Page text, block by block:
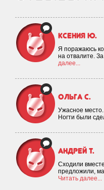
Ксения Ю.
Я поражаюсь
на отвалите.
далее...
Ольга С.
Ужасное
Ногти были
Андрей Т.
Сходили
предложили,
Читать далее...